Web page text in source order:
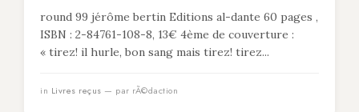
round 99 jérôme bertin Editions al-dante 60 pages ,
ISBN : 2-84761-108-8, 13€ 4ème de couverture :
« tirez! il hurle, bon sang mais tirez! tirez...
in Livres reçus — par rÃ©daction